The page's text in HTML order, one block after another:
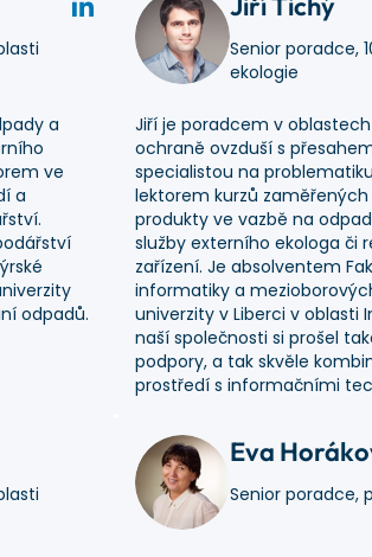
a
ve
a
odpadů.
Senior poradce,
ekologie
Jiří je poradcem v
ochraně ovzduší s přesahem
specialistou na
lektorem kurzů zaměřených
produkty ve vazbě na
služby externího ekologa či
zařízení. Je absolventem
informatiky a
univerzity v Liberci v oblasti
naší společnosti si prošel
podpory, a tak skvěle
prostředí s informačními
Eva
Senior poradce,